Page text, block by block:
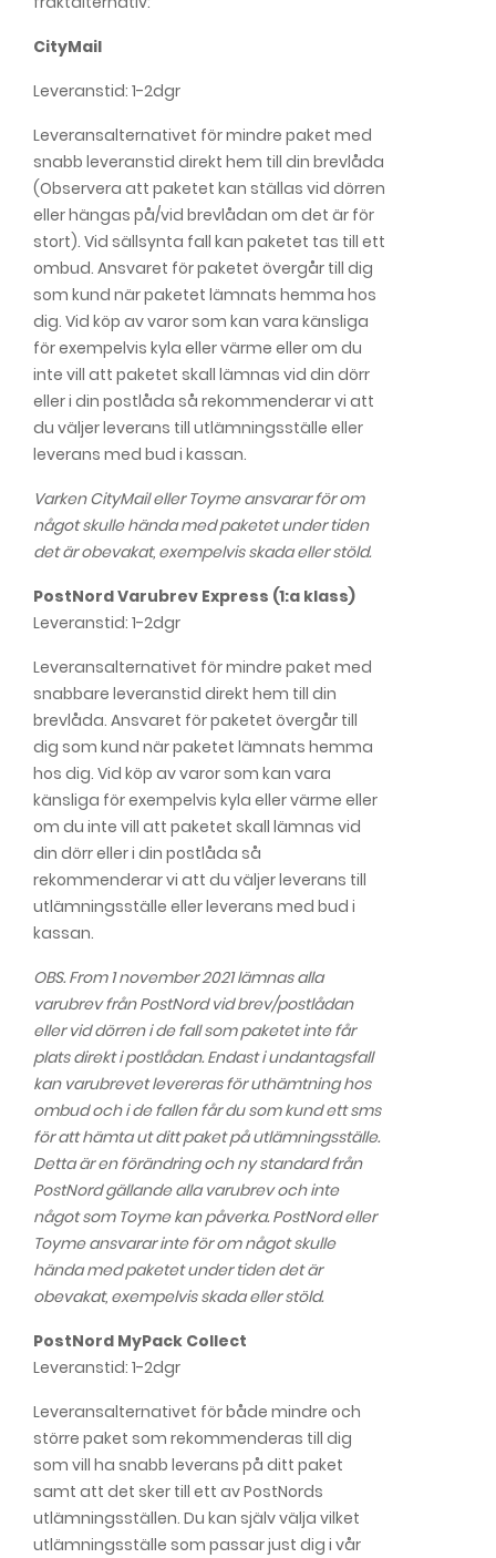
CityMail
Leveranstid: 1-2dgr
Leveransalternativet för mindre paket med
snabb leveranstid direkt hem till din brevlåda
(Observera att paketet kan ställas vid dörren
eller hängas på/vid brevlådan om det är för
stort). Vid sällsynta fall kan paketet tas till ett
ombud. Ansvaret för paketet övergår till dig
som kund när paketet lämnats hemma hos
dig. Vid köp av varor som kan vara känsliga
för exempelvis kyla eller värme eller om du
inte vill att paketet skall lämnas vid din dörr
eller i din postlåda så rekommenderar vi att
du väljer leverans till utlämningsställe eller
leverans med bud i kassan.
Varken CityMail eller Toyme ansvarar för om
något skulle hända med paketet under tiden
det är obevakat, exempelvis skada eller stöld.
PostNord Varubrev Express (1:a klass)
Leveranstid: 1-2dgr
Leveransalternativet för mindre paket med
snabbare leveranstid direkt hem till din
brevlåda. Ansvaret för paketet övergår till
dig som kund när paketet lämnats hemma
hos dig. Vid köp av varor som kan vara
känsliga för exempelvis kyla eller värme eller
om du inte vill att paketet skall lämnas vid
din dörr eller i din postlåda så
rekommenderar vi att du väljer leverans till
utlämningsställe eller leverans med bud i
kassan.
OBS. From 1 november 2021 lämnas alla
varubrev från PostNord vid brev/postlådan
eller vid dörren i de fall som paketet inte får
plats direkt i postlådan. Endast i undantagsfall
kan varubrevet levereras för uthämtning hos
ombud och i de fallen får du som kund ett sms
för att hämta ut ditt paket på utlämningsställe.
Detta är en förändring och ny standard från
PostNord gällande alla varubrev och inte
något som Toyme kan påverka. PostNord eller
Toyme ansvarar inte för om något skulle
hända med paketet under tiden det är
obevakat, exempelvis skada eller stöld.
PostNord MyPack Collect
Leveranstid: 1-2dgr
Leveransalternativet för både mindre och
större paket som rekommenderas till dig
som vill ha snabb leverans på ditt paket
samt att det sker till ett av PostNords
utlämningsställen. Du kan själv välja vilket
utlämningsställe som passar just dig i vår